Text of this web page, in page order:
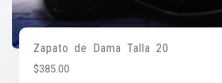
Zapato de Dama Talla 20
$385.00